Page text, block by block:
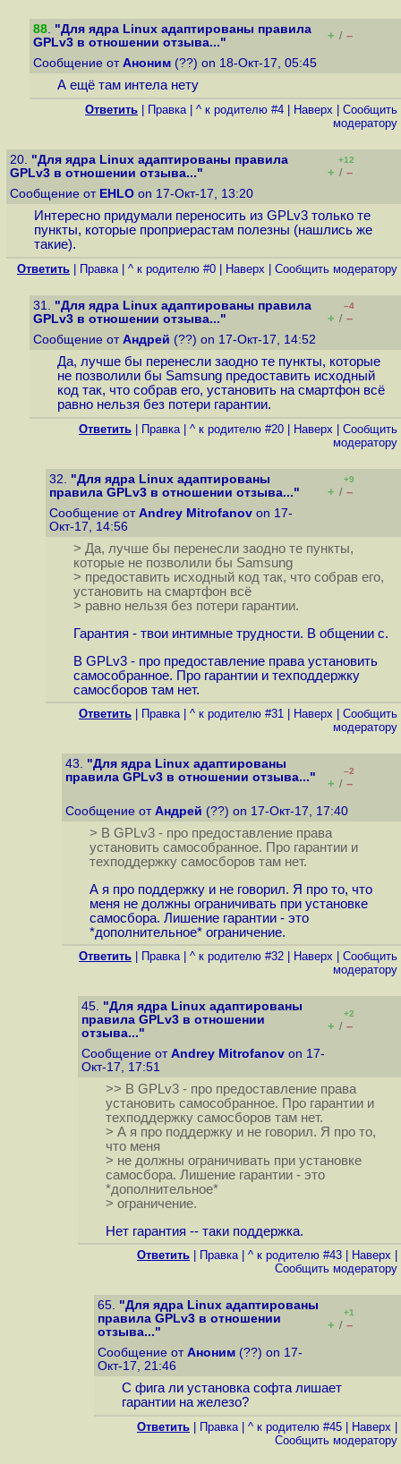
88. "Для ядра Linux адаптированы правила
GPLv3 в отношении отзыва..."
+ / –
Сообщение от Аноним (??) on 18-Окт-17, 05:45
А ещё там интела нету
Ответить Правка| ^ к родителю #4 Наверх
Cообщить
модератору
20. "Для ядра Linux адаптированы правила
GPLv3 в отношении отзыва..."
+12
+ / –
Сообщение от EHLO on 17-Окт-17, 13:20
Интересно придумали переносить из GPLv3 только те
пункты, которые проприерастам полезны (нашлись же
такие).
Ответить Правка| ^ к родителю #0 Наверх Cообщить модератору
31. "Для ядра Linux адаптированы правила
GPLv3 в отношении отзыва..."
–4
+ / –
Сообщение от Андрей (??) on 17-Окт-17, 14:52
Да, лучше бы перенесли заодно те пункты, которые
не позволили бы Samsung предоставить исходный
код так, что собрав его, установить на смартфон всё
равно нельзя без потери гарантии.
Ответить Правка| ^ к родителю #20 Наверх
Cообщить
модератору
32. "Для ядра Linux адаптированы
правила GPLv3 в отношении отзыва..."
+9
+ / –
Сообщение от Andrey Mitrofanov on 17-
Окт-17, 14:56
> Да, лучше бы перенесли заодно те пункты,
которые не позволили бы Samsung
> предоставить исходный код так, что собрав его,
установить на смартфон всё
> равно нельзя без потери гарантии.
Гарантия - твои интимные трудности. В общении с.
В GPLv3 - про предоставление права установить
самособранное. Про гарантии и техподдержку
самосборов там нет.
Ответить Правка| ^ к родителю #31 Наверх
Cообщить
модератору
43. "Для ядра Linux адаптированы
правила GPLv3 в отношении отзыва..."
–2
+ / –
Сообщение от Андрей (??) on 17-Окт-17, 17:40
> В GPLv3 - про предоставление права
установить самособранное. Про гарантии и
техподдержку самосборов там нет.
А я про поддержку и не говорил. Я про то, что
меня не должны ограничивать при установке
самосбора. Лишение гарантии - это
*дополнительное* ограничение.
Ответить Правка| ^ к родителю #32 Наверх
Cообщить
модератору
45. "Для ядра Linux адаптированы
правила GPLv3 в отношении
отзыва..."
+2
+ / –
Сообщение от Andrey Mitrofanov on 17-
Окт-17, 17:51
>> В GPLv3 - про предоставление права
установить самособранное. Про гарантии и
техподдержку самосборов там нет.
> А я про поддержку и не говорил. Я про то,
что меня
> не должны ограничивать при установке
самосбора. Лишение гарантии - это
*дополнительное*
> ограничение.
Нет гарантия -- таки поддержка.
Ответить Правка| ^ к родителю #43 Наверх
Cообщить модератору
65. "Для ядра Linux адаптированы
правила GPLv3 в отношении
отзыва..."
+1
+ / –
Сообщение от Аноним (??) on 17-
Окт-17, 21:46
С фига ли установка софта лишает
гарантии на железо?
Ответить Правка| ^ к родителю #45 Наверх
Cообщить модератору